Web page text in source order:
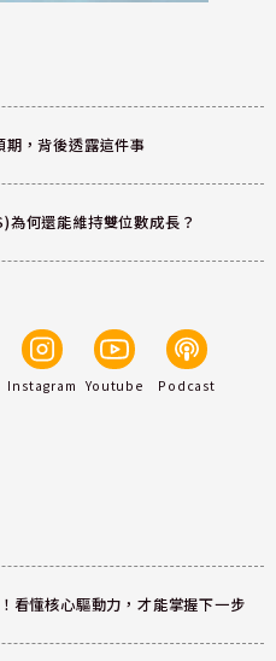
，背後透露這件事
何還能維持雙位數成長？
Instagram Youtube Podcast
懂核心驅動力，才能掌握下一步